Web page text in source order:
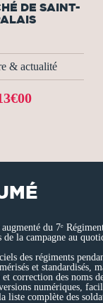
DE SAINT-
& actualité
du 7ᵉ
de la campagne au
des régiments
et standardisés,
correction des noms
numériques,
liste complète des